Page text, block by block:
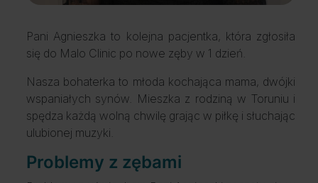
Pani Agnieszka to kolejna pacjentka, która zgłosiła
się do Malo Clinic po nowe zęby w 1 dzień.
Nasza bohaterka to młoda kochająca mama, dwójki
wspaniałych synów. Mieszka z rodziną w Toruniu i
spędza każdą wolną chwilę grając w piłkę i słuchając
ulubionej muzyki.
Problemy z zębami